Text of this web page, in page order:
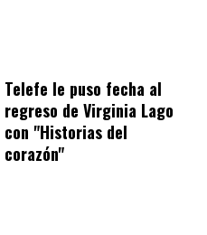
Telefe le puso fecha al
regreso de Virginia Lago
con "Historias del
corazón"